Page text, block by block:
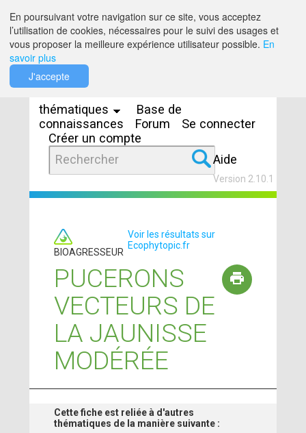
thématiques
Base de
connaissances
Forum
Se connecter
Créer un compte
Aide
Version 2.10.1
BIOAGRESSEUR
Voir les résultats sur
Ecophytopic.fr
PUCERONS
VECTEURS DE
LA JAUNISSE
MODÉRÉE
Cette fiche est reliée à d'autres
thématiques de la manière suivante :
En poursuivant votre navigation sur ce site, vous acceptez
l’utilisation de cookies, nécessaires pour le suivi des usages et
vous proposer la meilleure expérience utilisateur possible. En
savoir plus
J'accepte